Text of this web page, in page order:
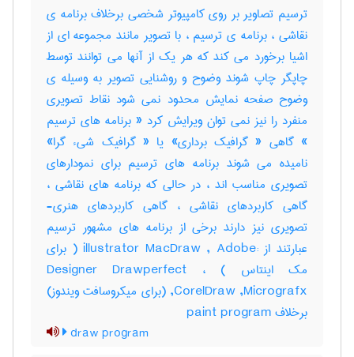
ترسیم تصاویر بر روی کامپیوتر شخصی برخلاف برنامه ی
نقاشی ، برنامه ی ترسیم ، با تصویر مانند مجموعه ای از
اشیا برخورد می کند که هر یک از آنها می توانند توسط
چاپگر چاپ شوند وضوح و روشنایی تصویر به وسیله ی
وضوح صفحه نمایش محدود نمی شود نقاط تصویری
منفرد را نیز نمی توان ویرایش کرد « برنامه های ترسیم
» گاهی « گرافیک برداری» یا « گرافیک شیء گرا»
نامیده می شوند برنامه های ترسیم برای نمودارهای
تصویری مناسب اند ، در حالی که برنامه های نقاشی ،
گاهی کاربردهای نقاشی ، گاهی کاربردهای هنری-
تصویری نیز دارند برخی از برنامه های مشهور ترسیم
عبارتند از :illustrator MacDraw , Adobe ( برای
مک اینتاس ) ، Designer Drawperfect
,CorelDraw ,Micrografx (برای میکروسافت ویندوز)
برخلاف paint program
draw program